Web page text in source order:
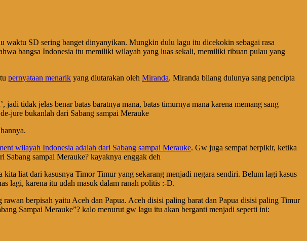
waktu SD sering banget dinyanyikan. Mungkin dulu lagu itu dicekokin sebagai rasa
bangsa Indonesia itu memiliki wilayah yang luas sekali, memiliki ribuan pulau yang
pernyataan menarik yang diutarakan oleh Miranda. Miranda bilang dulunya sang pencipta
tidak jelas benar batas baratnya mana, batas timurnya mana karena memang sang
jure bukanlah dari Sabang sampai Merauke
wilayah Indonesia adalah dari Sabang sampai Merauke. Gw juga sempat berpikir, ketika
Sabang sampai Merauke? kayaknya enggak deh
kita liat dari kasusnya Timor Timur yang sekarang menjadi negara sendiri. Belum lagi kasus
lagi, karena itu udah masuk dalam ranah politis :-D.
berpisah yaitu Aceh dan Papua. Aceh disisi paling barat dan Papua disisi paling Timur
Sampai Merauke”? kalo menurut gw lagu itu akan berganti menjadi seperti ini: